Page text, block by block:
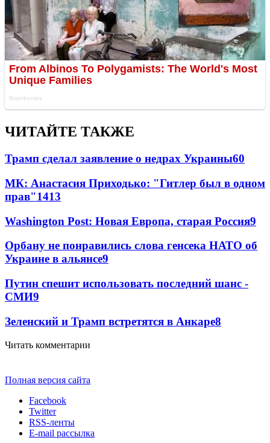
ЧИТАЙТЕ ТАКЖЕ
Трамп сделал заявление о недрах Украины60
МК: Анастасия Приходько: "Гитлер был в одном
прав"1413
Washington Post: Новая Европа, старая Россия9
Орбану не понравились слова генсека НАТО об
Украине в альянсе9
Путин спешит использовать последний шанс -
СМИ9
Зеленский и Трамп встретятся в Анкаре8
Читать комментарии
Полная версия сайта
Facebook
Twitter
RSS-ленты
E-mail рассылка